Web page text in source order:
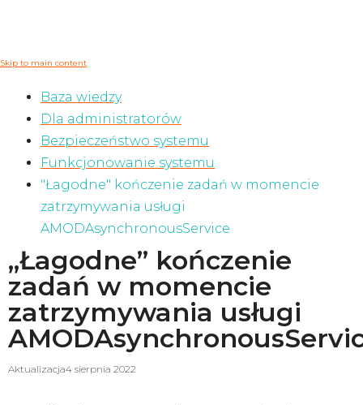
Skip to main content
Baza wiedzy
Dla administratorów
Bezpieczeństwo systemu
Funkcjonowanie systemu
"Łagodne" kończenie zadań w momencie
zatrzymywania usługi
AMODAsynchronousService
„Łagodne” kończenie
zadań w momencie
zatrzymywania usługi
Aktualizacja4 sierpnia 2022